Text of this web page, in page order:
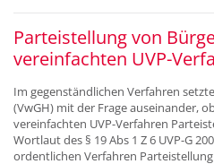
Parteistellung von
vereinfachten UVP-
Im gegenständlichen Verfahren
(VwGH) mit der Frage auseinander,
vereinfachten UVP-Verfahren
Wortlaut des § 19 Abs 1 Z 6 UVP-G
ordentlichen Verfahren